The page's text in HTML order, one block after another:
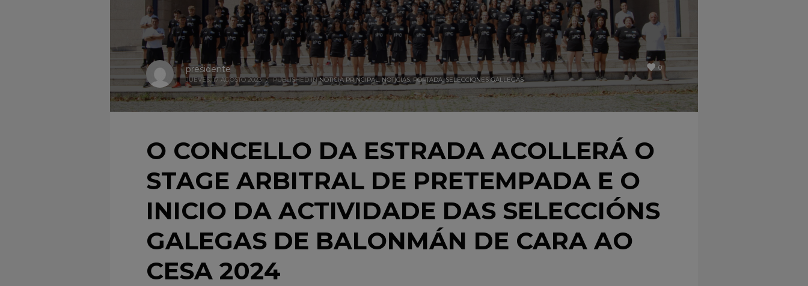
0
presidente
JUEVES, 17 AGOSTO 2023 / PUBLISHED INNOTICIA PRINCIPAL NOTICIAS PORTADA,SELECCIONES GALLEGAS
O CONCELLO DA ESTRADA ACOLLERÁ O
STAGE ARBITRAL DE PRETEMPADA E O
INICIO DA ACTIVIDADE DAS SELECCIÓNS
GALEGAS DE BALONMÁN DE CARA AO
CESA 2024